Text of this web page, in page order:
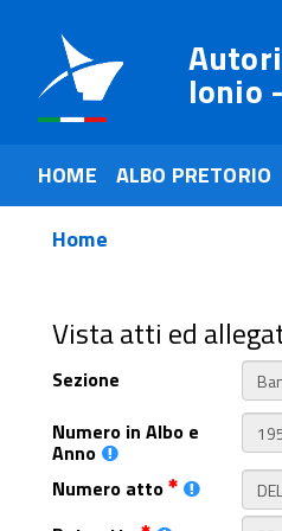
Ionio
HOME ALBO PRETORIO
Home
Vista atti ed
Sezione
Numero in Albo e
Anno
Numero atto